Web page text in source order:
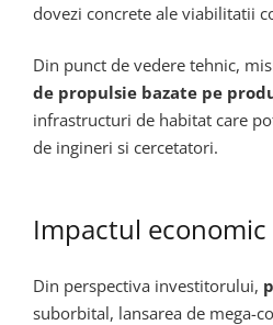
dovezi concrete ale viabilitatii
Din punct de vedere tehnic,
de propulsie bazate pe
infrastructuri de habitat care
de ingineri si cercetatori.
Impactul
Din perspectiva investitorului,
suborbital, lansarea de mega-